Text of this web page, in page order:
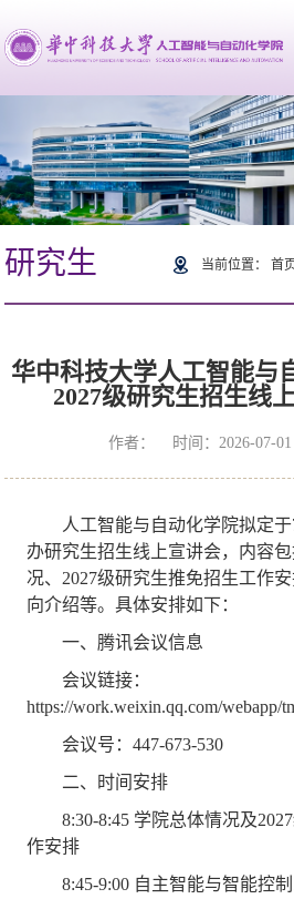
研究生 当前位置： 首
华中科技大学人工智能与
2027级研究生招生线
作者： 时间：2026-07-
人工智能与自动化学院拟定于
办研究生招生线上宣讲会， 内容
况、 2027级研究生推免招生工作
向介绍等。具体安排如下：
一、腾讯会议信息
会议链接：
https://work.weixin.qq.com/webapp/
会议号：447-673-530
二、时间安排
8:30-8:45 学院总体情况及2027
作安排
8:45-9:00 自主智能与智能控